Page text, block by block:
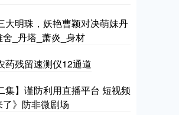
大明珠，妖艳曹颖对决萌妹丹
_丹塔_萧炎_身材
药残留速测仪12通道
集】谨防利用直播平台 短视频
》防非微剧场